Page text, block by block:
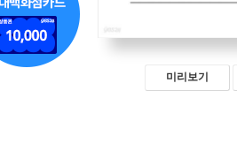
미리보기